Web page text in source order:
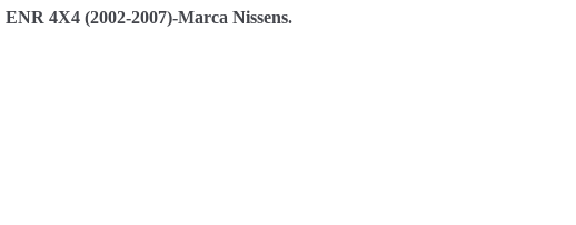
4X4 (2002-2007)-Marca Nissens.